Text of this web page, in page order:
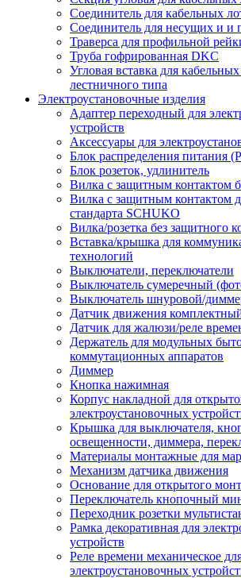
Соединитель для кабельных
Соединитель для несущих и и
Траверса для профильной
Труба гофрированная DKC
Угловая вставка для
лестничного типа
Электроустановочные изделия
Адаптер переходный для
устройств
Аксессуары для
Блок распределения питания
Блок розеток, удлинитель
Вилка с защитным контактом
Вилка с защитным контактом
стандарта SCHUKO
Вилка/розетка без защитного
Вставка/крышка для
технологий
Выключатели, переключатели
Выключатель сумеречный
Выключатель шнуровой/
Датчик движения
Датчик для жалюзи/реле
Держатель для модульных
коммутационных аппаратов
Диммер
Кнопка нажимная
Корпус накладной для
электроустановочных
Крышка для выключателя,
освещенности, диммера,
Материалы монтажные для
Механизм датчика движения
Основание для открытого
Переключатель кнопочный
Переходник розетки
Рамка декоративная для
устройств
Реле времени механическое
электроустановочных